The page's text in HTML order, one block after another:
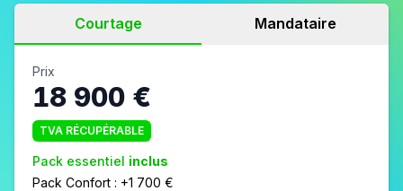
Courtage Mandataire
Prix
18 900 €
TVA RÉCUPÉRABLE
Pack essentiel inclus
Pack Confort : +1 700 €